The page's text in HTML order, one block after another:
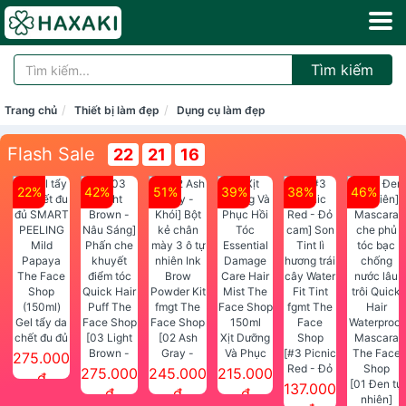
Tìm kiếm
Trang chủ Thiết bị làm đẹp Dụng cụ làm đẹp
Flash Sale 22 21 15
22%
Gel tẩy da
chết đu đủ
SMART
PEELING
275.000
đ
42%
[03 Light
Brown -
Nâu Sáng]
Phấn che
275.000
đ
51%
[02 Ash
Gray -
Khói] Bột
kẻ chân
245.000
đ
39%
Xịt Dưỡng
Và Phục
Hồi Tóc
Essential
215.000
đ
38%
[#3 Picnic
Red - Đỏ
cam] Son
137.000
46%
[01 Đen tự
nhiên]